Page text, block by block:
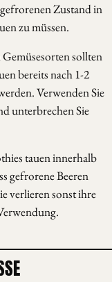
Zustand in
zu müssen.
sollten
bereits nach 1-2
Verwenden Sie
unterbrechen Sie
tauen innerhalb
gefrorene Beeren
verlieren sonst ihre